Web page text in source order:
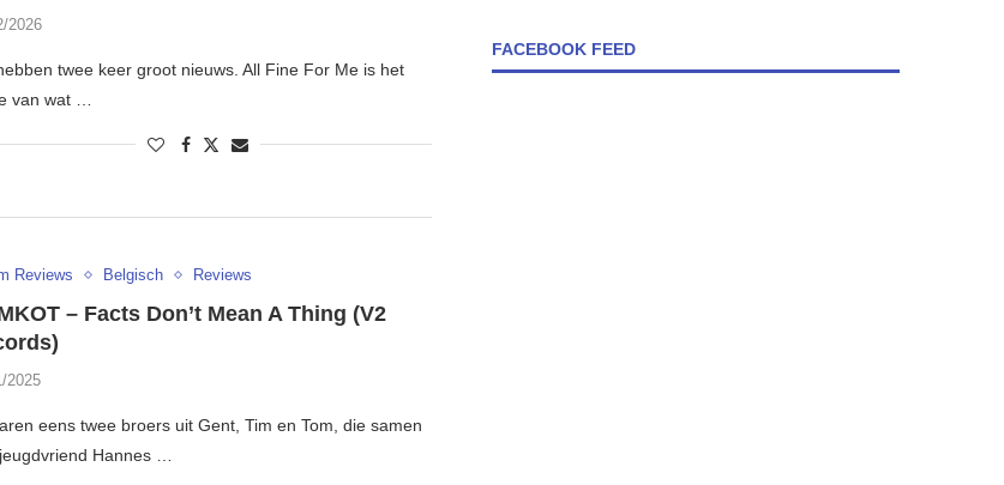
2026
twee keer groot nieuws. All Fine For Me is het
van wat …
Reviews Belgisch Reviews
– Facts Don’t Mean A Thing (V2
2025
eens twee broers uit Gent, Tim en Tom, die samen
Hannes …
FACEBOOK FEED